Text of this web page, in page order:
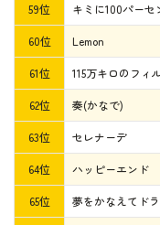
59位 キミに100パーセ
60位 Lemon
61位 115万キロのフィ
62位 奏(かなで)
63位 セレナーデ
64位 ハッピーエンド
65位 夢をかなえてド